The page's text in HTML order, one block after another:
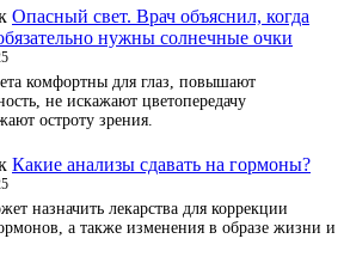
Опасный свет. Врач объяснил, когда
нужны солнечные очки
комфортны для глаз, повышают
не искажают цветопередачу
остроту зрения.
Какие анализы сдавать на гормоны?
назначить лекарства для коррекции
а также изменения в образе жизни и